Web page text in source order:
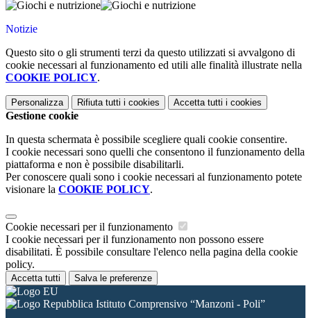
Notizie
Questo sito o gli strumenti terzi da questo utilizzati si avvalgono di
cookie necessari al funzionamento ed utili alle finalità illustrate nella
COOKIE POLICY.
Personalizza Rifiuta tutti i cookies Accetta tutti i cookies
Gestione cookie
In questa schermata è possibile scegliere quali cookie consentire.
I cookie necessari sono quelli che consentono il funzionamento della
piattaforma e non è possibile disabilitarli.
Per conoscere quali sono i cookie necessari al funzionamento potete
visionare la COOKIE POLICY.
Cookie necessari per il funzionamento
I cookie necessari per il funzionamento non possono essere
disabilitati. È possibile consultare l'elenco nella pagina della cookie
policy.
Accetta tutti Salva le preferenze
Istituto Comprensivo “Manzoni - Poli”